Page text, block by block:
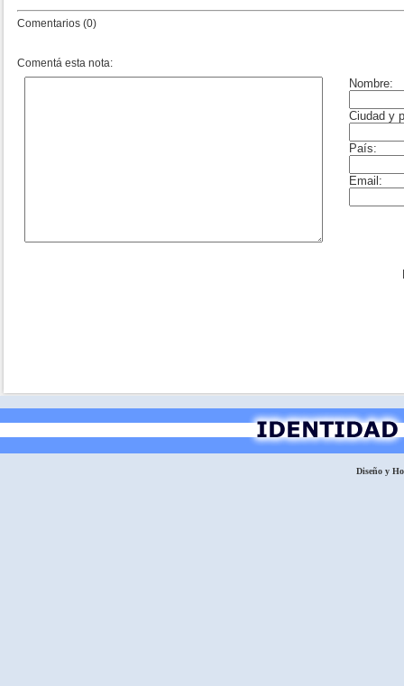
Comentarios (0)
Comentá esta nota:
Diseño y